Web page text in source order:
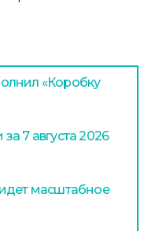
«Коробку
7 августа 2026
масштабное